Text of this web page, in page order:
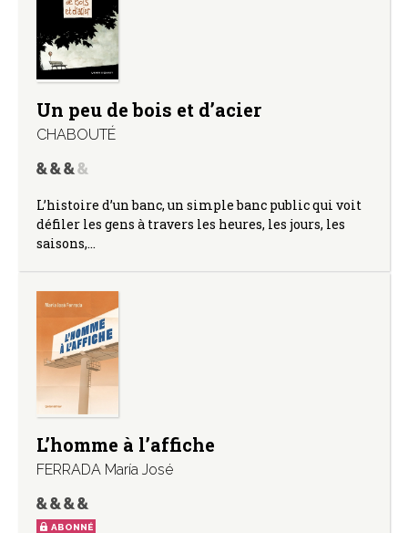
Un peu de bois et d’acier
CHABOUTÉ
L’histoire d’un banc, un simple banc public qui voit
défiler les gens à travers les heures, les jours, les
saisons,…
L’homme à l’affiche
FERRADA María José
ABONNÉ